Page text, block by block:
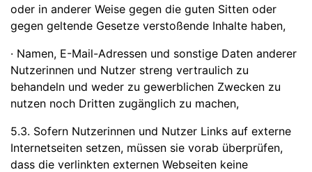
oder in anderer Weise gegen die guten Sitten oder
gegen geltende Gesetze verstoßende Inhalte haben,
· Namen, E-Mail-Adressen und sonstige Daten anderer
Nutzerinnen und Nutzer streng vertraulich zu
behandeln und weder zu gewerblichen Zwecken zu
nutzen noch Dritten zugänglich zu machen,
5.3. Sofern Nutzerinnen und Nutzer Links auf externe
Internetseiten setzen, müssen sie vorab überprüfen,
dass die verlinkten externen Webseiten keine